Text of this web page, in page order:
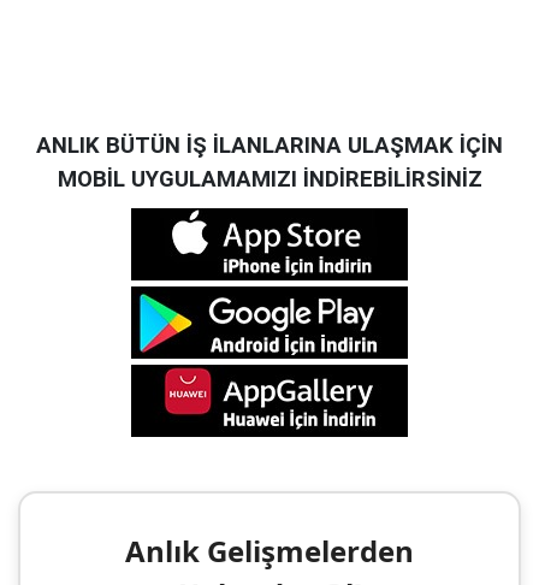
ANLIK BÜTÜN İŞ İLANLARINA ULAŞMAK İÇİN
MOBİL UYGULAMAMIZI İNDİREBİLİRSİNİZ
Anlık Gelişmelerden